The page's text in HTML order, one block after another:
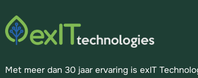
Met meer dan 30 jaar ervaring is exIT